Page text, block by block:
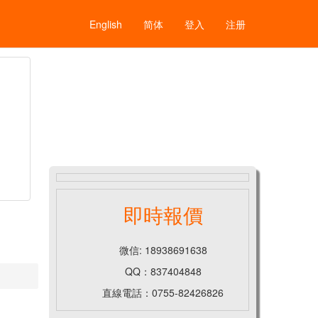
English 简体 登入 注册
即時報價
微信: 18938691638
QQ：837404848
直線電話：0755-82426826